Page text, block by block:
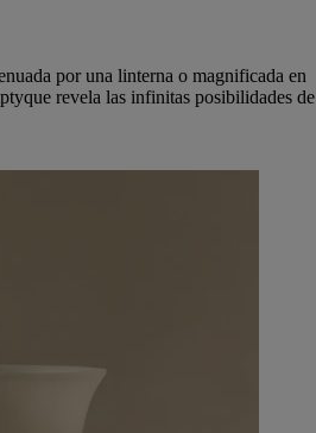
por una linterna o magnificada en
revela las infinitas posibilidades de